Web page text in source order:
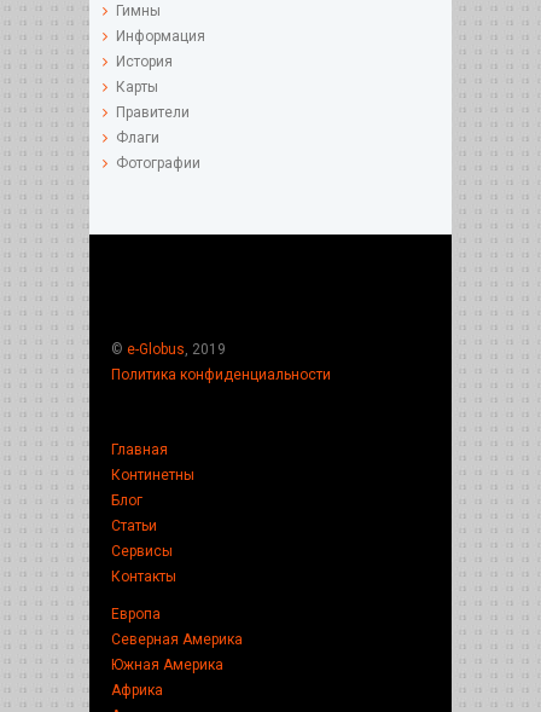
Гимны
Информация
История
Карты
Правители
Флаги
Фотографии
© e-Globus , 2019
Политика конфиденциальности
Главная
Континетны
Блог
Статьи
Сервисы
Контакты
Европа
Северная Америка
Южная Америка
Африка